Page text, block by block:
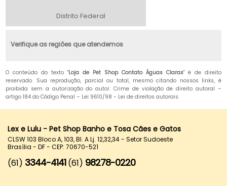
Distrito Federal
Verifique as regiões que atendemos
O conteúdo do texto "Loja de Pet Shop Contato Águas Claras" é de direito
reservado. Sua reprodução, parcial ou total, mesmo citando nossos links, é
proibida sem a autorização do autor. Crime de violação de direito autoral –
artigo 184 do Código Penal – Lei 9610/98 - Lei de direitos autorais.
Lex e Lulu - Pet Shop Banho e Tosa Cães e Gatos
CLSW 103 Bloco A, 103, Bl. A Lj. 12,32,34 - Setor Sudoeste
Brasília - DF - CEP: 70670-521
(61) 3344-4141 (61) 98278-0220